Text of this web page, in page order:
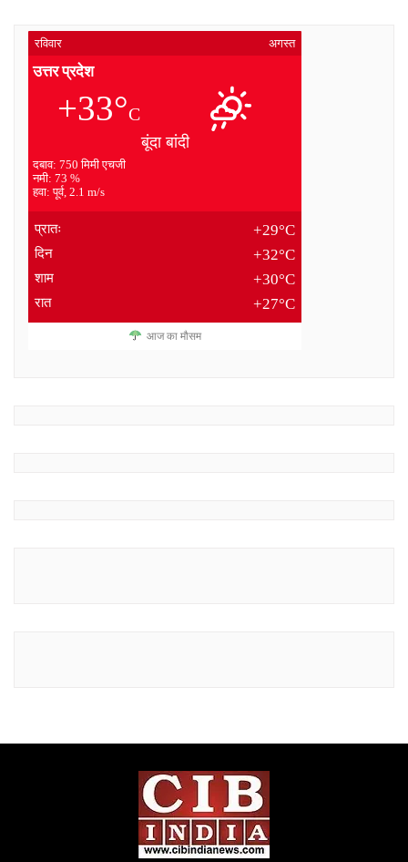
रविवार अगस्त
उत्तर प्रदेश
+33°C
बूंदा बांदी
दबाव: 750 मिमी एचजी
नमी: 73 %
हवा: पूर्व, 2.1 m/s
प्रातः +29°C
दिन +32°C
शाम +30°C
रात +27°C
आज का मौसम